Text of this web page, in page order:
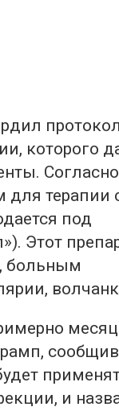
протокол
которого
Согласно
для терапии
под
Этот
больным
месяц
и